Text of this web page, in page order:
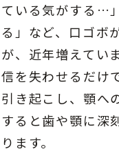
ている気がする…
」など、口ゴボ
、近年増えてい
を失わせるだけ
き起こし、顎へ
ると歯や顎に深
ます。